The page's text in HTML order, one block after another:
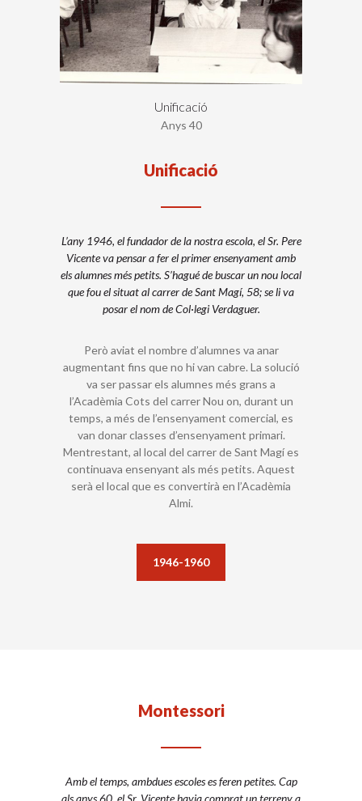
Unificació
Anys 40
Unificació
L’any 1946, el fundador de la nostra escola, el Sr. Pere
Vicente va pensar a fer el primer ensenyament amb
els alumnes més petits. S’hagué de buscar un nou local
que fou el situat al carrer de Sant Magí, 58; se li va
posar el nom de Col·legi Verdaguer.
Però aviat el nombre d’alumnes va anar
augmentant fins que no hi van cabre. La solució
va ser passar els alumnes més grans a
l’Acadèmia Cots del carrer Nou on, durant un
temps, a més de l’ensenyament comercial, es
van donar classes d’ensenyament primari.
Mentrestant, al local del carrer de Sant Magí es
continuava ensenyant als més petits. Aquest
serà el local que es convertirà en l’Acadèmia
Almi.
1946-1960
Montessori
Amb el temps, ambdues escoles es feren petites. Cap